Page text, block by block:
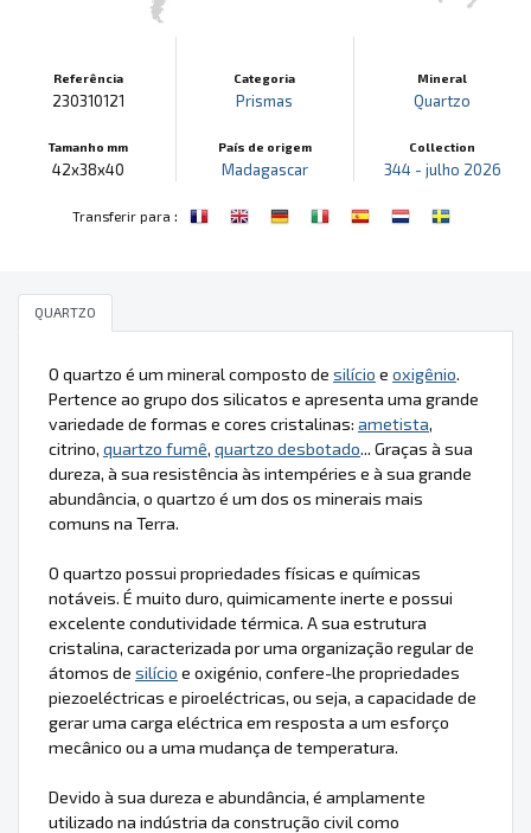
Referência
230310121
Tamanho mm
42x38x40
Categoria
Prismas
País de origem
Madagascar
Mineral
Quartzo
Collection
344 - julho 2026
Transferir para :
QUARTZO
O quartzo é um mineral composto de silício e oxigênio.
Pertence ao grupo dos silicatos e apresenta uma grande
variedade de formas e cores cristalinas: ametista,
citrino, quartzo fumê, quartzo desbotado... Graças à sua
dureza, à sua resistência às intempéries e à sua grande
abundância, o quartzo é um dos os minerais mais
comuns na Terra.
O quartzo possui propriedades físicas e químicas
notáveis. É muito duro, quimicamente inerte e possui
excelente condutividade térmica. A sua estrutura
cristalina, caracterizada por uma organização regular de
átomos de silício e oxigénio, confere-lhe propriedades
piezoeléctricas e piroeléctricas, ou seja, a capacidade de
gerar uma carga eléctrica em resposta a um esforço
mecânico ou a uma mudança de temperatura.
Devido à sua dureza e abundância, é amplamente
utilizado na indústria da construção civil como